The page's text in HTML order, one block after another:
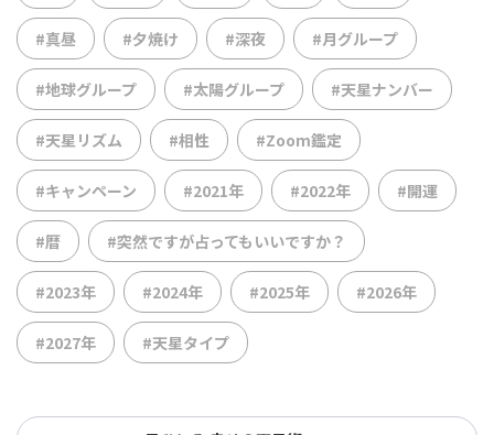
#真昼 #夕焼け #深夜 #月グループ
#地球グループ #太陽グループ #天星ナンバー
#天星リズム #相性 #Zoom鑑定
#キャンペーン #2021年 #2022年 #開運
#暦 #突然ですが占ってもいいですか？
#2023年 #2024年 #2025年 #2026年
#2027年 #天星タイプ